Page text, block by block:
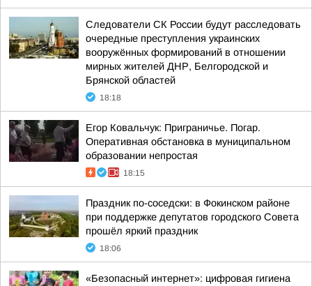
Следователи СК России будут расследовать
очередные преступления украинских
вооружённых формирований в отношении
мирных жителей ДНР, Белгородской и
Брянской областей
18:18
Егор Ковальчук: Приграничье. Погар.
Оперативная обстановка в муниципальном
образовании непростая
18:15
Праздник по-соседски: в Фокинском районе
при поддержке депутатов городского Совета
прошёл яркий праздник
18:06
«Безопасный интернет»: цифровая гигиена